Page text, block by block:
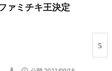
ァミチキ王決定
5